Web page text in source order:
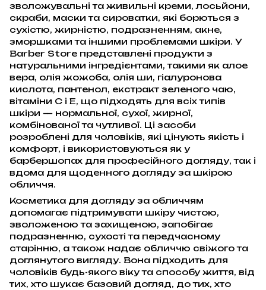
зволожувальні та живильні креми, лосьйони,
скраби, маски та сироватки, які борються з
сухістю, жирністю, подразненням, акне,
зморшками та іншими проблемами шкіри. У
Barber Store представлені продукти з
натуральними інгредієнтами, такими як алое
вера, олія жожоба, олія ши, гіалуронова
кислота, пантенол, екстракт зеленого чаю,
вітаміни С і Е, що підходять для всіх типів
шкіри — нормальної, сухої, жирної,
комбінованої та чутливої. Ці засоби
розроблені для чоловіків, які цінують якість і
комфорт, і використовуються як у
барбершопах для професійного догляду, так і
вдома для щоденного догляду за шкірою
обличчя.
Косметика для догляду за обличчям
допомагає підтримувати шкіру чистою,
зволоженою та захищеною, запобігає
подразненню, сухості та передчасному
старінню, а також надає обличчю свіжого та
доглянутого вигляду. Вона підходить для
чоловіків будь-якого віку та способу життя, від
тих, хто шукає базовий догляд, до тих, хто